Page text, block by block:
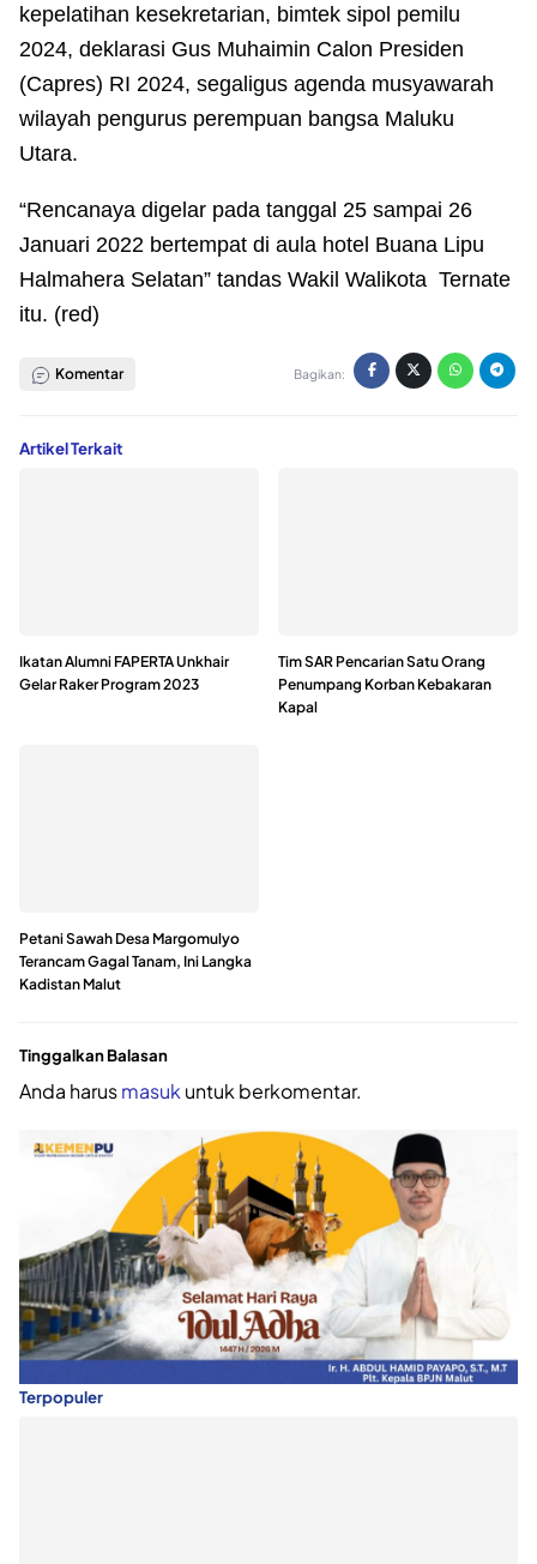
kepelatihan kesekretarian, bimtek sipol pemilu
2024, deklarasi Gus Muhaimin Calon Presiden
(Capres) RI 2024, segaligus agenda musyawarah
wilayah pengurus perempuan bangsa Maluku
Utara.
“Rencanaya digelar pada tanggal 25 sampai 26
Januari 2022 bertempat di aula hotel Buana Lipu
Halmahera Selatan” tandas Wakil Walikota Ternate
itu. (red)
Komentar Bagikan:
Artikel Terkait
Ikatan Alumni FAPERTA Unkhair
Gelar Raker Program 2023
Tim SAR Pencarian Satu Orang
Penumpang Korban Kebakaran
Kapal
Petani Sawah Desa Margomulyo
Terancam Gagal Tanam, Ini Langka
Kadistan Malut
Tinggalkan Balasan
Anda harusmasuk untuk berkomentar.
Terpopuler